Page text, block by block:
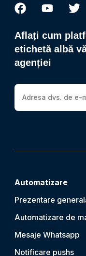
Aflați cum
etichetă albă
agenției
Automatizare
Prezentare
Automatizare de
Mesaje Whatsapp
Notificare pushs